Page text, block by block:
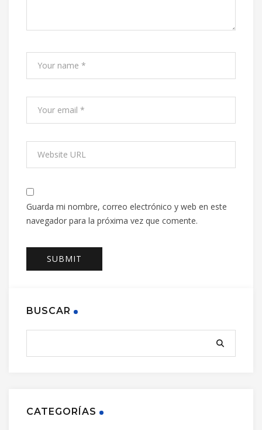
Guarda mi nombre, correo electrónico y web en este
navegador para la próxima vez que comente.
BUSCAR
CATEGORÍAS